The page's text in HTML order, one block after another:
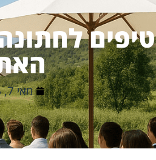
טיפים
מאי 7, 2026